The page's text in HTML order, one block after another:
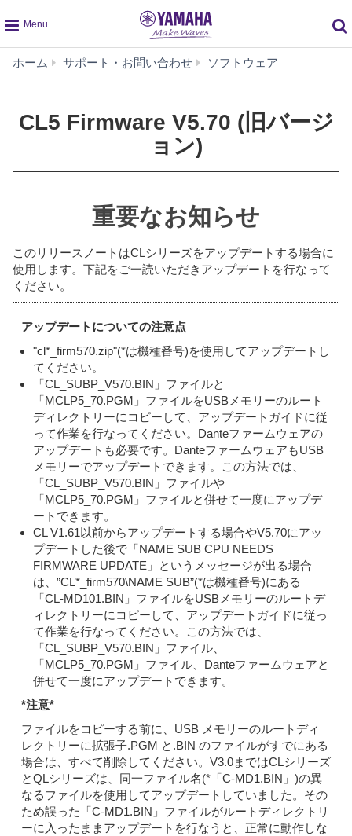
global
navigation
ホーム サポート・お問い合わせ ソフトウェア
(旧
バ
CL5 Firmware V5.70 (旧バージ
ョン)
重要なお知らせ
このリリースノートはCLシリーズをアップデートする場合に
使用します。下記をご一読いただきアップデートを行なって
ください。
アップデートについての注意点
"cl*_firm570.zip"(*は機種番号)を使用してアップデートし
てください。
「CL_SUBP_V570.BIN」ファイルと
「MCLP5_70.PGM」ファイルをUSBメモリーのルート
ディレクトリーにコピーして、アップデートガイドに従
って作業を行なってください。Danteファームウェアの
アップデートも必要です。DanteファームウェアもUSB
メモリーでアップデートできます。この方法では、
「CL_SUBP_V570.BIN」ファイルや
「MCLP5_70.PGM」ファイルと併せて一度にアップデ
ートできます。
CL V1.61以前からアップデートする場合やV5.70にアッ
プデートした後で「NAME SUB CPU NEEDS
FIRMWARE UPDATE」というメッセージが出る場合
は、”CL*_firm570\NAME SUB”(*は機種番号)にある
「CL-MD101.BIN」ファイルをUSBメモリーのルートデ
ィレクトリーにコピーして、アップデートガイドに従っ
て作業を行なってください。この方法では、
「CL_SUBP_V570.BIN」ファイル、
「MCLP5_70.PGM」ファイル、Danteファームウェアと
併せて一度にアップデートできます。
*注意*
ファイルをコピーする前に、USB メモリーのルートディ
レクトリーに拡張子.PGM と.BIN のファイルがすでにある
場合は、すべて削除してください。V3.0まではCLシリーズ
とQLシリーズは、同一ファイル名(*「C-MD1.BIN」)の異
なるファイルを使用してアップデートしていました。その
ため誤った「C-MD1.BIN」ファイルがルートディレクトリ
ーに入ったままアップデートを行なうと、正常に動作しな